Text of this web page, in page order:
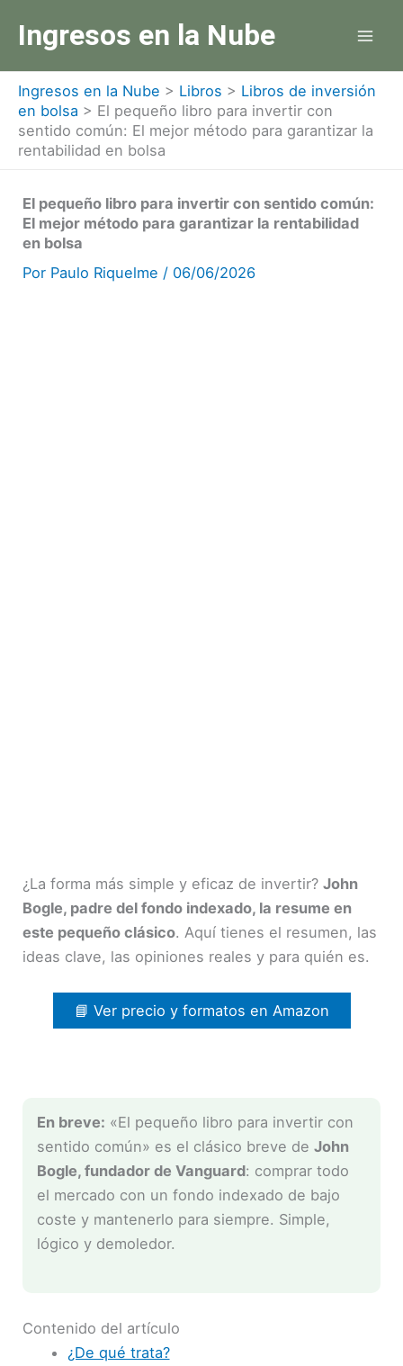
Ingresos en la Nube
Ingresos en la Nube > Libros > Libros de inversión
en bolsa > El pequeño libro para invertir con
sentido común: El mejor método para garantizar la
rentabilidad en bolsa
El pequeño libro para invertir con sentido común:
El mejor método para garantizar la rentabilidad
en bolsa
Por Paulo Riquelme / 06/06/2026
¿La forma más simple y eficaz de invertir?John
Bogle, padre del fondo indexado, la resume en
este pequeño clásico. Aquí tienes el resumen, las
ideas clave, las opiniones reales y para quién es.
📘 Ver precio y formatos en Amazon
En breve: «El pequeño libro para invertir con
sentido común» es el clásico breve deJohn
Bogle, fundador de Vanguard: comprar todo
el mercado con un fondo indexado de bajo
coste y mantenerlo para siempre. Simple,
lógico y demoledor.
Contenido del artículo
¿De qué trata?